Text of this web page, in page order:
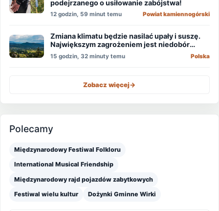
podejrzanego o usiłowanie zabójstwa!
12 godzin, 59 minut temu Powiat kamiennogórski
Zmiana klimatu będzie nasilać upały i suszę.
Największym zagrożeniem jest niedobór
wody
15 godzin, 32 minuty temu Polska
Zobacz więcej->
Polecamy
Międzynarodowy Festiwal Folkloru
International Musical Friendship
Międzynarodowy rajd pojazdów zabytkowych
Festiwal wielu kultur Dożynki Gminne Wirki